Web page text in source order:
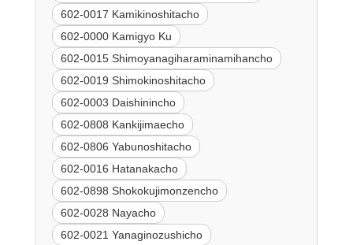
602-0017 Kamikinoshitacho
602-0000 Kamigyo Ku
602-0015 Shimoyanagiharaminamihancho
602-0019 Shimokinoshitacho
602-0003 Daishinincho
602-0808 Kankijimaecho
602-0806 Yabunoshitacho
602-0016 Hatanakacho
602-0898 Shokokujimonzencho
602-0028 Nayacho
602-0021 Yanaginozushicho